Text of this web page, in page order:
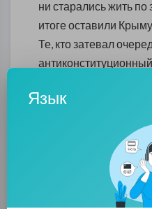
ни старались жить по
итоге оставили
Те, кто затевал
произошло на
Они открыли ящик
разрушили ту
так усиленно клялись
Язык